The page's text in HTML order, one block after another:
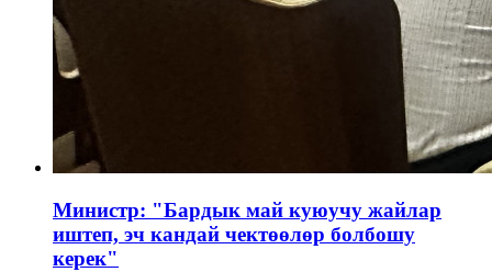
Министр: "Бардык май куюучу жайлар
иштеп, эч кандай чектөөлөр болбошу
керек"